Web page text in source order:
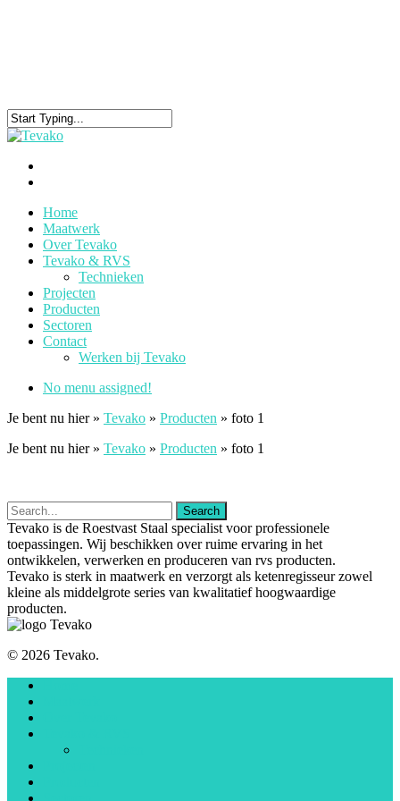
Home
Maatwerk
Over Tevako
Tevako & RVS
Technieken
Projecten
Producten
Sectoren
Contact
Werken bij Tevako
No menu assigned!
Je bent nu hier » Tevako » Producten » foto 1
Je bent nu hier » Tevako » Producten » foto 1
Tevako is de Roestvast Staal specialist voor professionele
toepassingen. Wij beschikken over ruime ervaring in het
ontwikkelen, verwerken en produceren van rvs producten.
Tevako is sterk in maatwerk en verzorgt als ketenregisseur zowel
kleine als middelgrote series van kwalitatief hoogwaardige
producten.
© 2026 Tevako.